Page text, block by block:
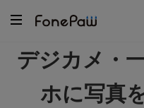
デジカメ・
ホに写真